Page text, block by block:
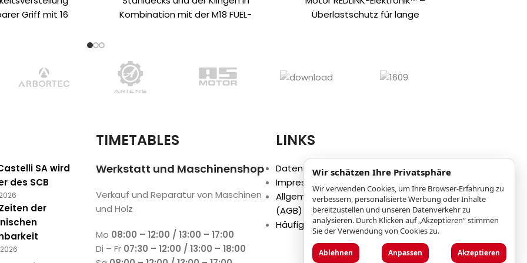
Griff mit 16
Einsätze
3
so dass der
nach
und seinem
kann
- 8
Kombination mit der M18 FUEL-
Überlastschutz für lange
Gegengewichtsmechanismus
reduziert Vibrationen auf 15,2 m/s²
SA wird
des SCB
der
TIMETABLES
Werkstatt und Maschinenshop
Verkauf und Reparatur von Maschinen
und Holz
Mo 08:00 – 12:00 / 13:00 – 17:00
Di – Fr 07:30 – 12:00 / 13:00 – 18:00
LINKS
Datenschutzbestimmungen
Impressum
Allgemeine Geschäftsbedingungen
(AGB)
Häufig gestellte Fragen (FAQ)
Wir schätzen Ihre Privatsphäre
Wir verwenden Cookies, um Ihre Browser-Erfahrung zu
verbessern, personalisierte Werbung oder Inhalte
bereitzustellen und unseren Datenverkehr zu
analysieren. Durch Klicken auf „Akzeptieren“ stimmen
Sie der Verwendung von Cookies zu.
Ablehnen Anpassen Akzeptieren